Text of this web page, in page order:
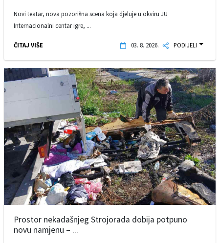
Novi teatar, nova pozorišna scena koja djeluje u okviru JU
Internacionalni centar igre, ...
ČITAJ VIŠE 03. 8. 2026. PODIJELI
Prostor nekadašnjeg Strojorada dobija potpuno
novu namjenu – ...